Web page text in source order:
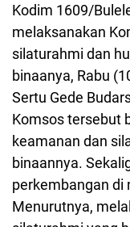
Kodim 1609/
melaksanakan
silaturahmi dan
binaanya, Rabu
Sertu Gede
Komsos tersebut
keamanan dan
binaannya.
perkembangan di
Menurutnya,